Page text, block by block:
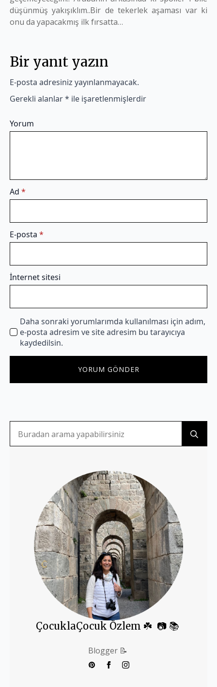
düşünmüş yakışıklım..Bir de tekerlek aşaması var ki
onu da yapacakmış ilk fırsatta…
Bir yanıt yazın
E-posta adresiniz yayınlanmayacak.
Gerekli alanlar* ile işaretlenmişlerdir
Yorum
Ad *
E-posta *
İnternet sitesi
Daha sonraki yorumlarımda kullanılması için adım,
e-posta adresim ve site adresim bu tarayıcıya
kaydedilsin.
ÇocuklaÇocuk Özlem ☘️ 📷 📚
Blogger 📝